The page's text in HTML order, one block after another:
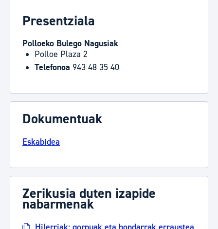
Presentziala
Polloeko Bulego Nagusiak
Polloe Plaza 2
Telefonoa 943 48 35 40
Dokumentuak
Eskabidea
Zerikusia duten izapide
nabarmenak